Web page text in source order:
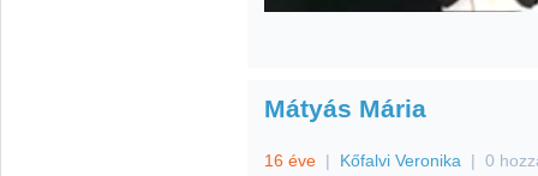
Mátyás Mária
16 éve | Kőfalvi Veronika | 0